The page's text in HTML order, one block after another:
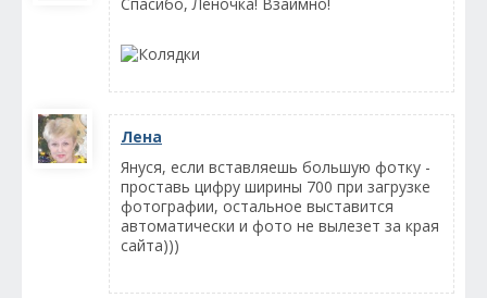
Лена
Януся, если вставляешь большую фотку -
проставь цифру ширины 700 при загрузке
фотографии, остальное выставится
автоматически и фото не вылезет за края
сайта)))